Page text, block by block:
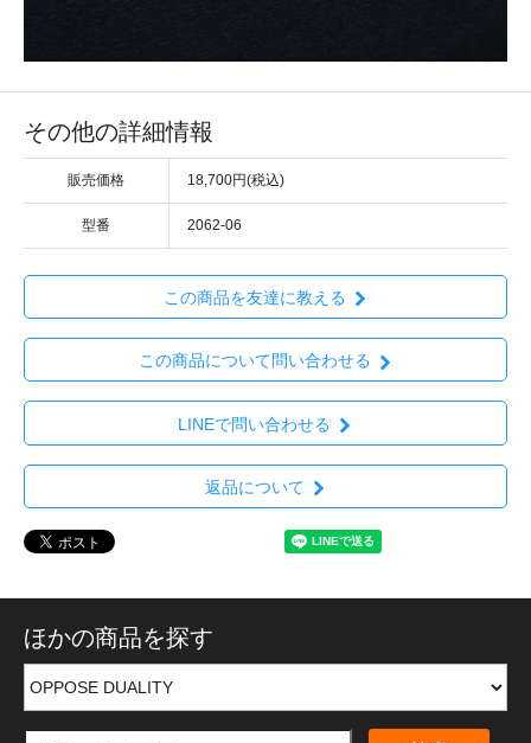
その他の詳細情報
販売価格 18,700円(税込)
型番 2062-06
この商品を友達に教える
この商品について問い合わせる
LINEで問い合わせる
返品について
ほかの商品を探す